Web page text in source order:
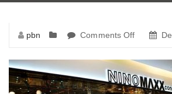
pbn Comments Off
ao-
thun-
nam-